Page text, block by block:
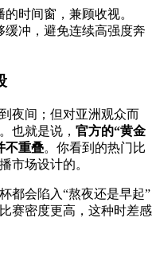
时间窗，兼顾收视。
缓冲，避免连续高强度奔
夜间；但对亚洲观众而
也就是说， 官方的“黄金
不重叠。你看到的热门比
市场设计的。
都会陷入“熬夜还是早起”
赛密度更高，这种时差感